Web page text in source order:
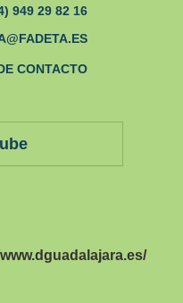
949 29 82 16
CONTACTO